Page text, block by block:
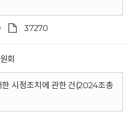
37270
회
시정조치에 관한 건(2024조총